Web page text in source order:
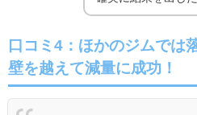
口コミ4：ほかのジムでは
壁を越えて減量に成功！